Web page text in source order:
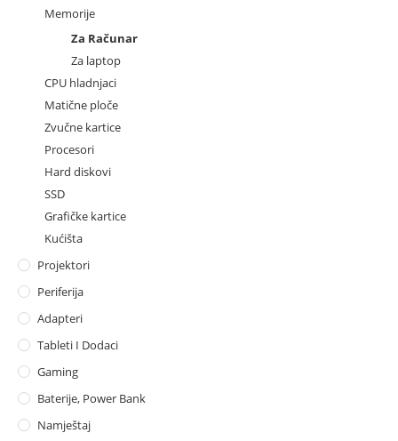
Memorije
Za Računar
Za laptop
CPU hladnjaci
Matične ploče
Zvučne kartice
Procesori
Hard diskovi
SSD
Grafičke kartice
Kućišta
Projektori
Periferija
Adapteri
Tableti I Dodaci
Gaming
Baterije, Power Bank
Namještaj